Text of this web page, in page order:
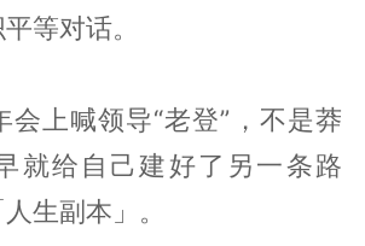
等对话。
会上喊领导“老登”，不是莽
就给自己建好了另一条路
生副本」。